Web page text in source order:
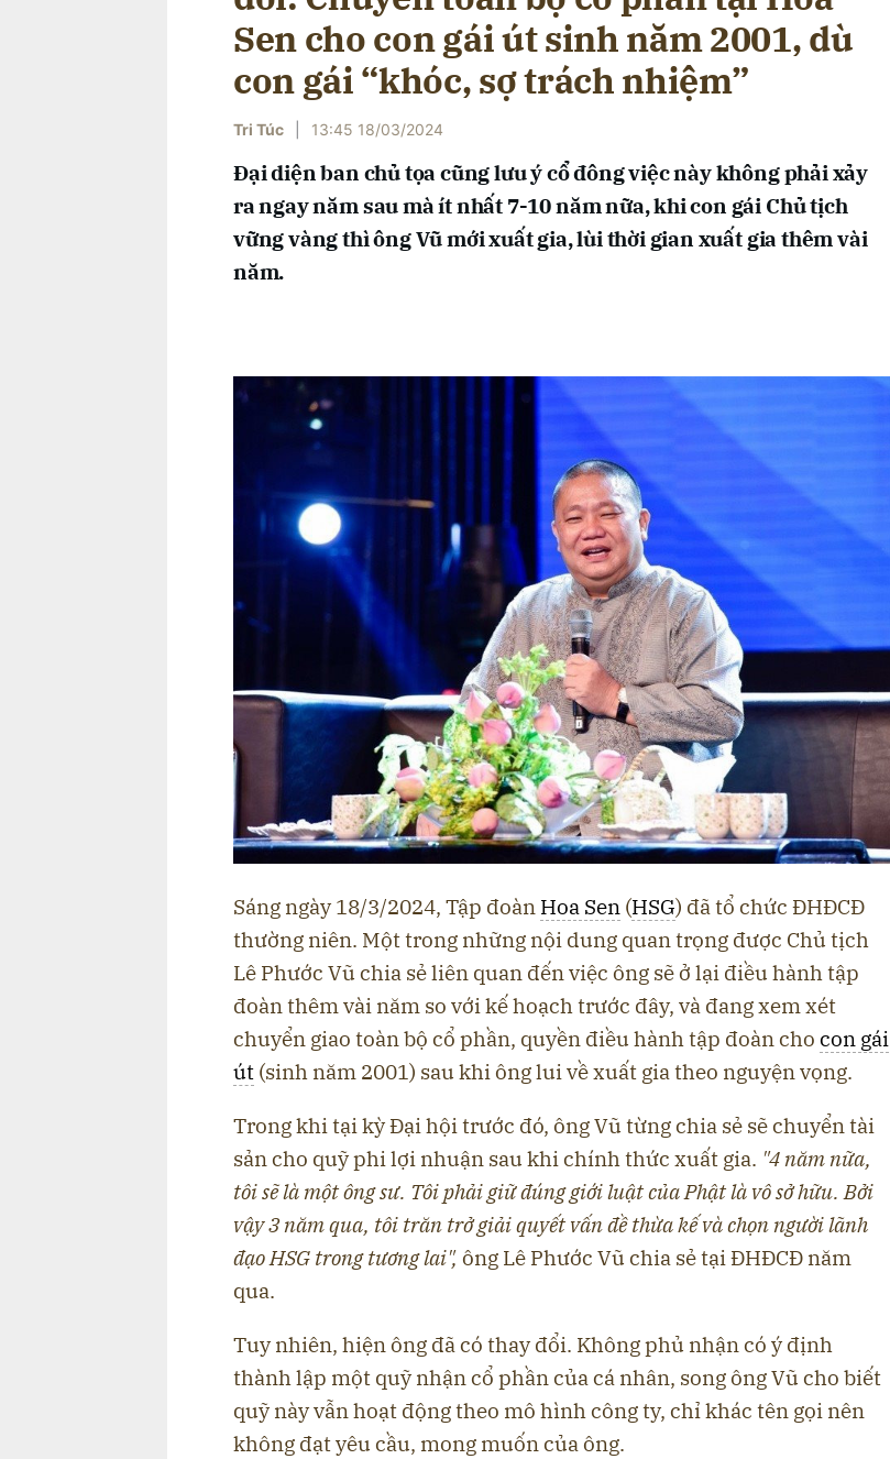
Sen cho con gái út sinh năm 2001, dù
con gái “khóc, sợ trách nhiệm”
Tri Túc 13:45 18/03/2024
Đại diện ban chủ tọa cũng lưu ý cổ đông việc này không phải xảy
ra ngay năm sau mà ít nhất 7-10 năm nữa, khi con gái Chủ tịch
vững vàng thì ông Vũ mới xuất gia, lùi thời gian xuất gia thêm vài
năm.
Sáng ngày 18/3/2024, Tập đoàn Hoa Sen (HSG) đã tổ chức ĐHĐCĐ
thường niên. Một trong những nội dung quan trọng được Chủ tịch
Lê Phước Vũ chia sẻ liên quan đến việc ông sẽ ở lại điều hành tập
đoàn thêm vài năm so với kế hoạch trước đây, và đang xem xét
chuyển giao toàn bộ cổ phần, quyền điều hành tập đoàn cho con gái
út (sinh năm 2001) sau khi ông lui về xuất gia theo nguyện vọng.
Trong khi tại kỳ Đại hội trước đó, ông Vũ từng chia sẻ sẽ chuyển tài
sản cho quỹ phi lợi nhuận sau khi chính thức xuất gia. "4 năm nữa,
tôi sẽ là một ông sư. Tôi phải giữ đúng giới luật của Phật là vô sở hữu. Bởi
vậy 3 năm qua, tôi trăn trở giải quyết vấn đề thừa kế và chọn người lãnh
đạo HSG trong tương lai", ông Lê Phước Vũ chia sẻ tại ĐHĐCĐ năm
qua.
Tuy nhiên, hiện ông đã có thay đổi. Không phủ nhận có ý định
thành lập một quỹ nhận cổ phần của cá nhân, song ông Vũ cho biết
quỹ này vẫn hoạt động theo mô hình công ty, chỉ khác tên gọi nên
không đạt yêu cầu, mong muốn của ông.